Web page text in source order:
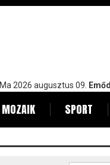
Ma 2026 augusztus 09. Emőd
MOZAIK SPORT